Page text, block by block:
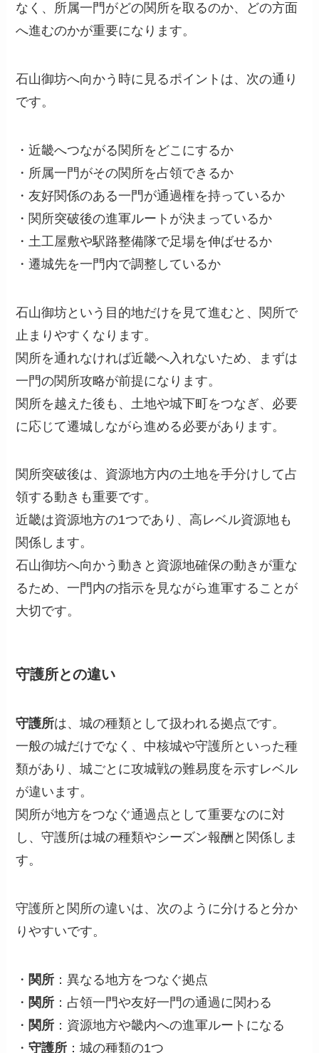
なく、所属一門がどの関所を取るのか、どの方面
へ進むのかが重要になります。
石山御坊へ向かう時に見るポイントは、次の通り
です。
・近畿へつながる関所をどこにするか
・所属一門がその関所を占領できるか
・友好関係のある一門が通過権を持っているか
・関所突破後の進軍ルートが決まっているか
・土工屋敷や駅路整備隊で足場を伸ばせるか
・遷城先を一門内で調整しているか
石山御坊という目的地だけを見て進むと、関所で
止まりやすくなります。
関所を通れなければ近畿へ入れないため、まずは
一門の関所攻略が前提になります。
関所を越えた後も、土地や城下町をつなぎ、必要
に応じて遷城しながら進める必要があります。
関所突破後は、資源地方内の土地を手分けして占
領する動きも重要です。
近畿は資源地方の1つであり、高レベル資源地も
関係します。
石山御坊へ向かう動きと資源地確保の動きが重な
るため、一門内の指示を見ながら進軍することが
大切です。
守護所との違い
守護所は、城の種類として扱われる拠点です。
一般の城だけでなく、中核城や守護所といった種
類があり、城ごとに攻城戦の難易度を示すレベル
が違います。
関所が地方をつなぐ通過点として重要なのに対
し、守護所は城の種類やシーズン報酬と関係しま
す。
守護所と関所の違いは、次のように分けると分か
りやすいです。
・ 関所 ：異なる地方をつなぐ拠点
・ 関所 ：占領一門や友好一門の通過に関わる
・ 関所 ：資源地方や畿内への進軍ルートになる
・守護所 ：城の種類の1つ